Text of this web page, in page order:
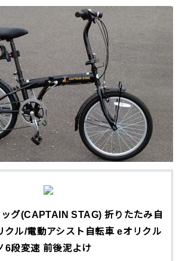
グ(CAPTAIN STAG) 折りたたみ自
ル/電動アシスト自転車 eオリクル
6段変速 前後泥よけ